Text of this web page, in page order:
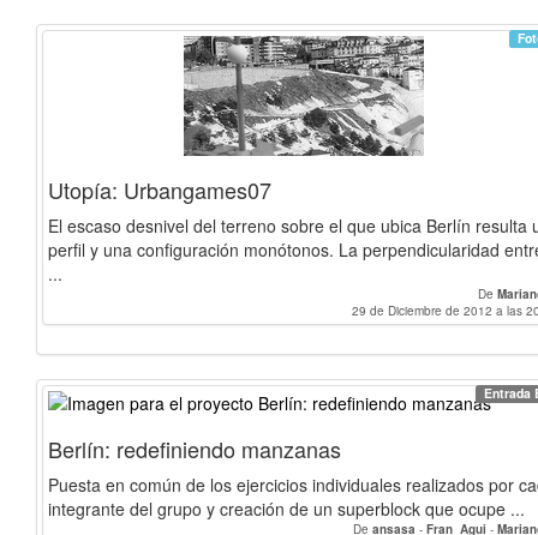
Utopía: Urbangames07
El escaso desnivel del terreno sobre el que ubica Berlín resulta
perfil y una configuración monótonos. La perpendicularidad
...
De
29 de Diciembre de 2012 a las
Entrada
Berlín: redefiniendo manzanas
Puesta en común de los ejercicios individuales realizados por
integrante del grupo y creación de un superblock que ocupe ...
De ansasa - Fran_Agui -